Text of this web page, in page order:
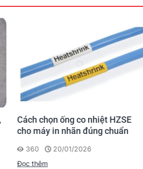
Cách chọn ống co nhiệt HZSE
cho máy in nhãn đúng chuẩn
360
20/01/2026
Đọc thêm